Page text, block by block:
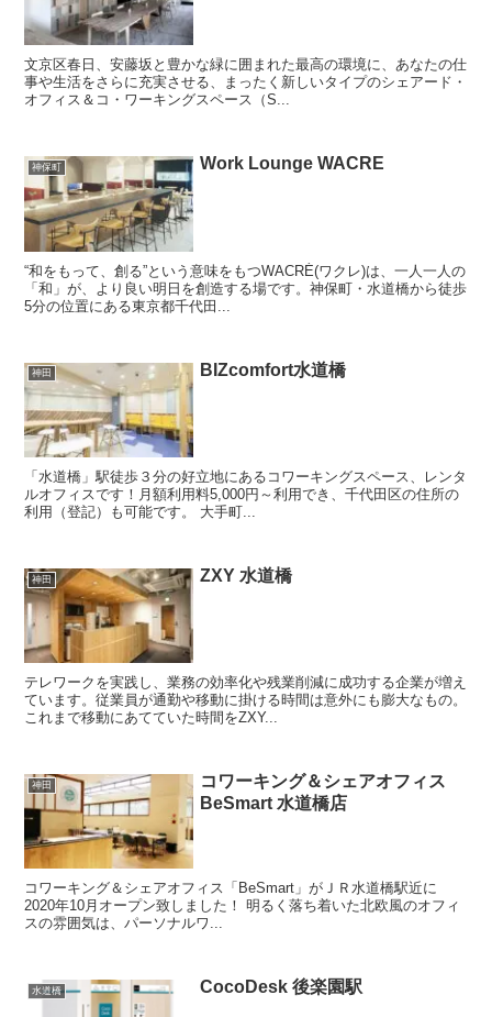
文京区春日、安藤坂と豊かな緑に囲まれた最高の環境に、あなたの仕
事や生活をさらに充実させる、まったく新しいタイプのシェアード・
オフィス＆コ・ワーキングスペース（S...
神保町 Work Lounge WACRE
“和をもって、創る”という意味をもつWACRÉ(ワクレ)は、一人一人の
「和」が、より良い明日を創造する場です。神保町・水道橋から徒歩
5分の位置にある東京都千代田...
神田 BIZcomfort水道橋
「水道橋」駅徒歩３分の好立地にあるコワーキングスペース、レンタ
ルオフィスです！月額利用料5,000円～利用でき、千代田区の住所の
利用（登記）も可能です。 大手町...
神田 ZXY 水道橋
テレワークを実践し、業務の効率化や残業削減に成功する企業が増え
ています。従業員が通勤や移動に掛ける時間は意外にも膨大なもの。
これまで移動にあてていた時間をZXY...
神田
コワーキング＆シェアオフィス
BeSmart 水道橋店
コワーキング＆シェアオフィス「BeSmart」がＪＲ水道橋駅近に
2020年10月オープン致しました！ 明るく落ち着いた北欧風のオフィ
スの雰囲気は、パーソナルワ...
水道橋 CocoDesk 後楽園駅